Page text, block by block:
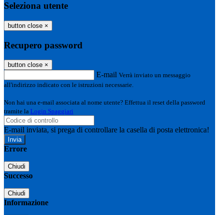
Seleziona utente
button close ×
Recupero password
button close ×
E-mail Verrà inviato un messaggio
all'indirizzo indicato con le istruzioni necessarie.
Non hai una e-mail associata al nome utente? Effettua il reset della password
tramite la Login Spaggiari
E-mail inviata, si prega di controllare la casella di posta elettronica!
Errore
Chiudi
Successo
Chiudi
Informazione